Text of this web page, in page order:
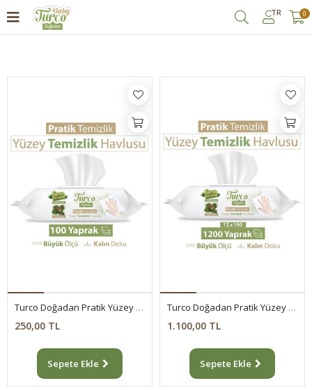
TR 0
Turco Doğadan Pratik Yüzey Temizlik Havlusu 100 Yaprak
250,00 TL
Sepete Ekle
Turco Doğadan Pratik Yüzey Temizlik Havlusu 12x100 (1200 Yaprak)
1.100,00 TL
Sepete Ekle